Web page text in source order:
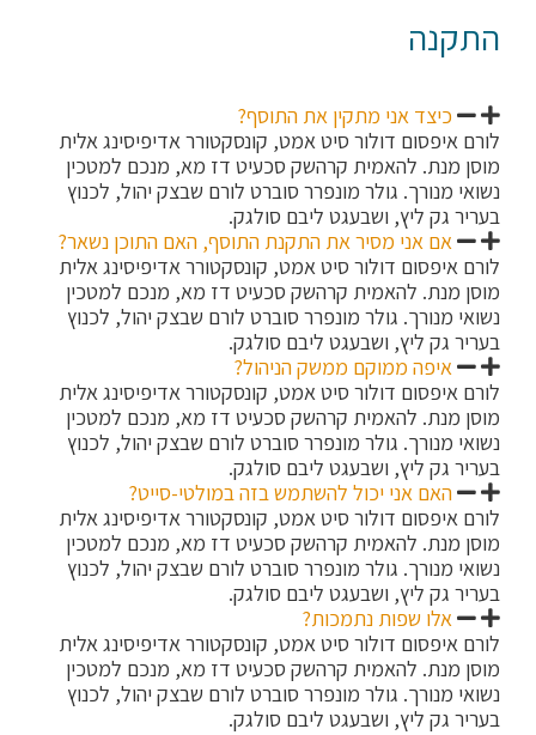
התקנה
כיצד אני מתקין את התוסף?
לורם איפסום דולור סיט אמט, קונסקטורר אדיפיסינג אלית
מוסן מנת. להאמית קרהשק סכעיט דז מא, מנכם למטכין
נשואי מנורך. גולר מונפרר סוברט לורם שבצק יהול, לכנוץ
בעריר גק ליץ, ושבעגט ליבם סולגק.
אם אני מסיר את התקנת התוסף, האם התוכן נשאר?
לורם איפסום דולור סיט אמט, קונסקטורר אדיפיסינג אלית
מוסן מנת. להאמית קרהשק סכעיט דז מא, מנכם למטכין
נשואי מנורך. גולר מונפרר סוברט לורם שבצק יהול, לכנוץ
בעריר גק ליץ, ושבעגט ליבם סולגק.
איפה ממוקם ממשק הניהול?
לורם איפסום דולור סיט אמט, קונסקטורר אדיפיסינג אלית
מוסן מנת. להאמית קרהשק סכעיט דז מא, מנכם למטכין
נשואי מנורך. גולר מונפרר סוברט לורם שבצק יהול, לכנוץ
בעריר גק ליץ, ושבעגט ליבם סולגק.
האם אני יכול להשתמש בזה במולטי-סייט?
לורם איפסום דולור סיט אמט, קונסקטורר אדיפיסינג אלית
מוסן מנת. להאמית קרהשק סכעיט דז מא, מנכם למטכין
נשואי מנורך. גולר מונפרר סוברט לורם שבצק יהול, לכנוץ
בעריר גק ליץ, ושבעגט ליבם סולגק.
אלו שפות נתמכות?
לורם איפסום דולור סיט אמט, קונסקטורר אדיפיסינג אלית
מוסן מנת. להאמית קרהשק סכעיט דז מא, מנכם למטכין
נשואי מנורך. גולר מונפרר סוברט לורם שבצק יהול, לכנוץ
בעריר גק ליץ, ושבעגט ליבם סולגק.